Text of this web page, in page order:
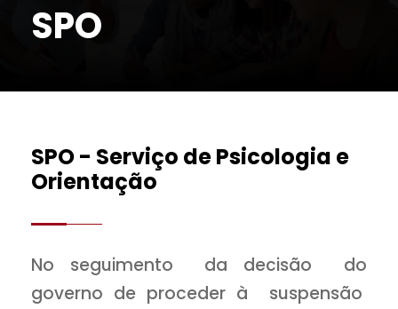
SPO
SPO - Serviço de Psicologia e
Orientação
No seguimento da decisão do
governo de proceder à suspensão